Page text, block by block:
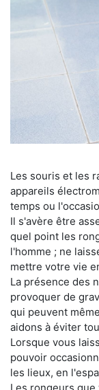
Les souris et les
appareils
temps ou
Il s'avère être
quel point les
l'homme ; ne
mettre votre vie
La présence des
provoquer de
qui peuvent
aidons à éviter
Lorsque vous
pouvoir
les lieux, en